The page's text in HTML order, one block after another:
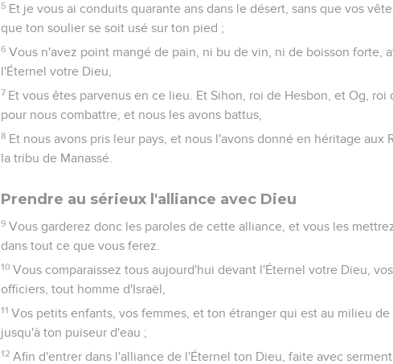
5 Et je vous ai conduits quarante ans dans le désert, sans que vos
que ton soulier se soit usé sur ton pied ;
6 Vous n'avez point mangé de pain, ni bu de vin, ni de boisson forte,
l'Éternel votre Dieu,
7 Et vous êtes parvenus en ce lieu. Et Sihon, roi de Hesbon, et Og,
pour nous combattre, et nous les avons battus,
8 Et nous avons pris leur pays, et nous l'avons donné en héritage aux
la tribu de Manassé.
Prendre au sérieux l'alliance avec Dieu
9 Vous garderez donc les paroles de cette alliance, et vous les
dans tout ce que vous ferez.
10 Vous comparaissez tous aujourd'hui devant l'Éternel votre Dieu,
officiers, tout homme d'Israël,
11 Vos petits enfants, vos femmes, et ton étranger qui est au milieu
jusqu'à ton puiseur d'eau ;
12 Afin d'entrer dans l'alliance de l'Éternel ton Dieu, faite avec